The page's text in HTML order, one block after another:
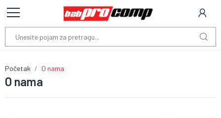
O nama
Početak O nama